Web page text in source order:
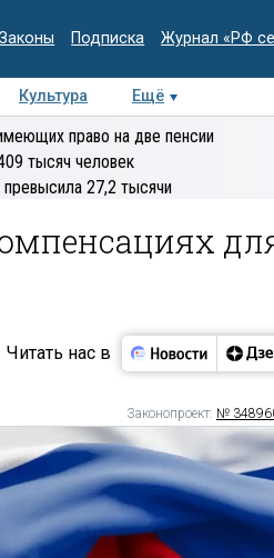
Законы Подписка Журнал «РФ
Культура
Ещё
Колумнисты
право на две пенсии
тысяч человек
27,2 тысячи
Читать нас в
Законопроект: №